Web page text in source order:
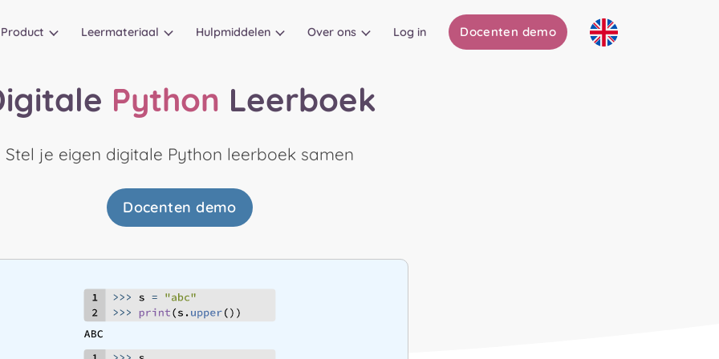
Product Leermateriaal Hulpmiddelen Over ons Log in Docenten demo
Python Leerboek
Stel je eigen digitale Python leerboek samen
Docenten demo